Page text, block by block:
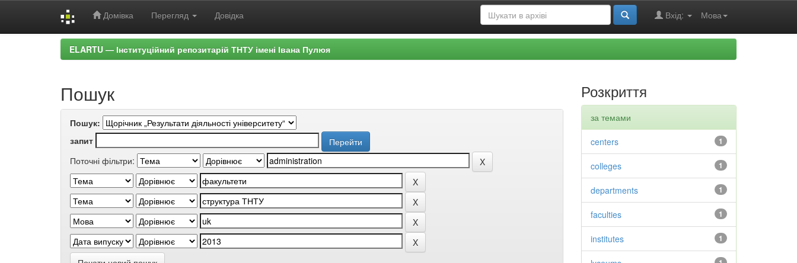
Домівка Перегляд Довідка Мова
Вхід:
ELARTU — Інституційний репозитарій ТНТУ імені Івана Пулюя
Пошук
Пошук:
запит
Поточні фільтри:
Розкриття
за темами
1
centers
1
colleges
1
departments
1
faculties
1
institutes